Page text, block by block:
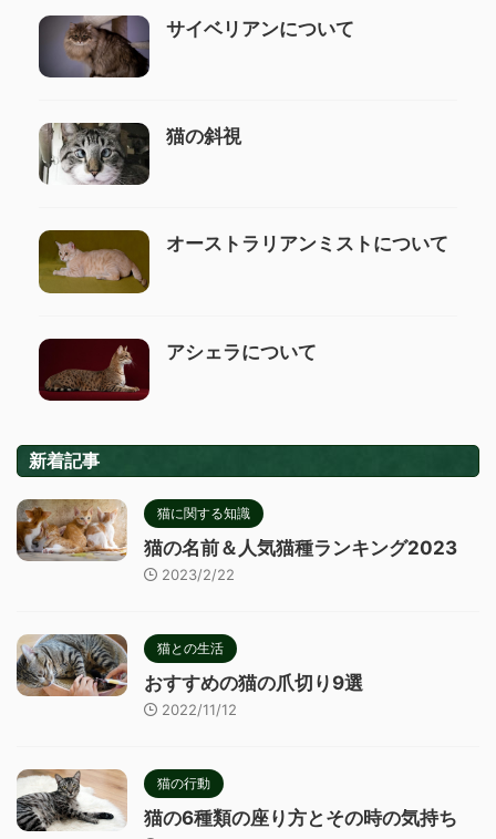
サイベリアンについて
猫の斜視
オーストラリアンミストについて
アシェラについて
新着記事
猫に関する知識
猫の名前＆人気猫種ランキング2023
2023/2/22
猫との生活
おすすめの猫の爪切り9選
2022/11/12
猫の行動
猫の6種類の座り方とその時の気持ち